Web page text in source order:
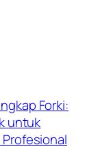
Forki:
untuk